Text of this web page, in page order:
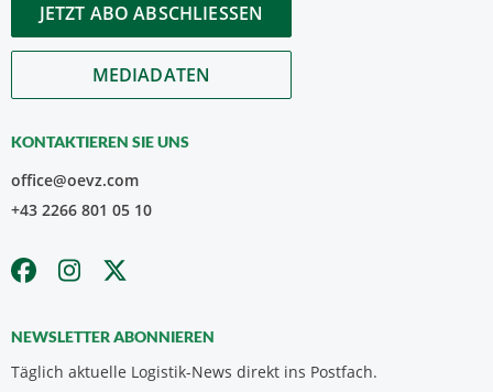
JETZT ABO ABSCHLIESSEN
MEDIADATEN
KONTAKTIEREN SIE UNS
office@oevz.com
+43 2266 801 05 10
NEWSLETTER ABONNIEREN
Täglich aktuelle Logistik-News direkt ins Postfach.